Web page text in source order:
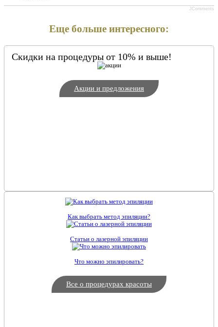
JComments
Еще больше интересного:
Скидки на процедуры от 10% и выше!
Акции и предложения
Как выбрать метод эпиляции?
Статьи о лазерной эпиляции
Что можно эпилировать?
Все о процедурах красоты